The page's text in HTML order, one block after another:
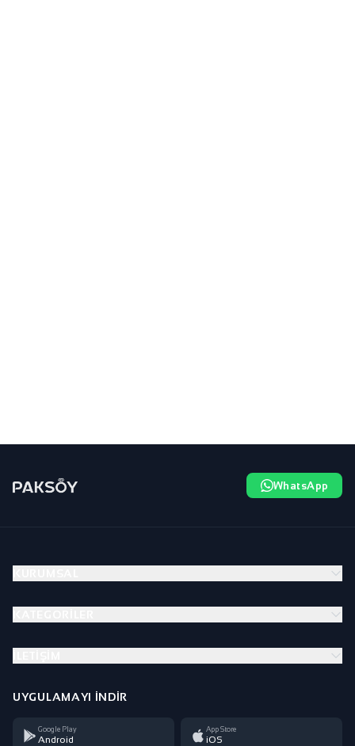
WhatsApp
UYGULAMAYI İNDIR
Google Play
Android
App Store
iOS